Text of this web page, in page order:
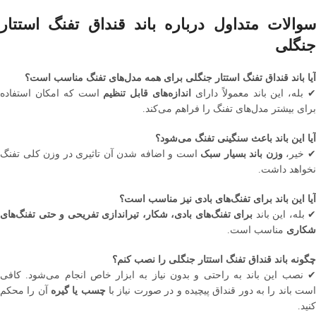
سوالات متداول درباره باند قنداق تفنگ استتار
جنگلی
آیا باند قنداق تفنگ استتار جنگلی برای همه مدل‌های تفنگ مناسب است؟
✔ بله، این باند معمولاً دارای
اندازه‌های قابل تنظیم است که امکان استفاده
برای بیشتر مدل‌های تفنگ را فراهم می‌کند.
آیا این باند باعث سنگینی تفنگ می‌شود؟
✔ خیر،وزن باند بسیار سبک است و اضافه شدن آن تاثیری در وزن کلی تفنگ
نخواهد داشت.
آیا این باند برای تفنگ‌های بادی نیز مناسب است؟
✔ بله، این باند برای تفنگ‌های بادی، شکار، تیراندازی تفریحی و حتی تفنگ‌های
شکاری مناسب است.
چگونه باند قنداق تفنگ استتار جنگلی را نصب کنم؟
✔ نصب این باند به راحتی و بدون نیاز به ابزار خاص انجام می‌شود. کافی
است باند را به دور قنداق پیچیده و در صورت نیاز باچسب یا گیره آن را محکم
کنید.